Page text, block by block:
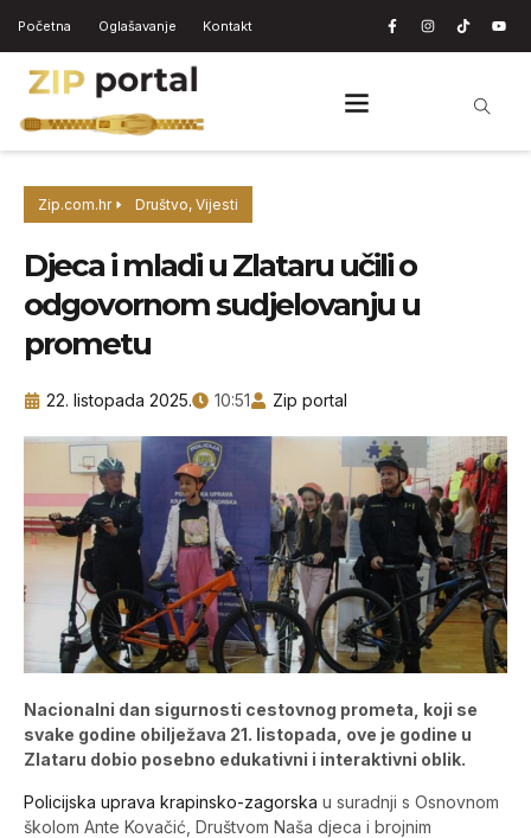
Početna Oglašavanje Kontakt
Zip.com.hr Društvo, Vijesti
Djeca i mladi u Zlataru učili o
odgovornom sudjelovanju u
prometu
22. listopada 2025. 10:51 Zip portal
Nacionalni dan sigurnosti cestovnog prometa, koji se
svake godine obilježava 21. listopada, ove je godine u
Zlataru dobio posebno edukativni i interaktivni oblik.
Policijska uprava krapinsko-zagorska u suradnji s Osnovnom
školom Ante Kovačić, Društvom Naša djeca i brojnim